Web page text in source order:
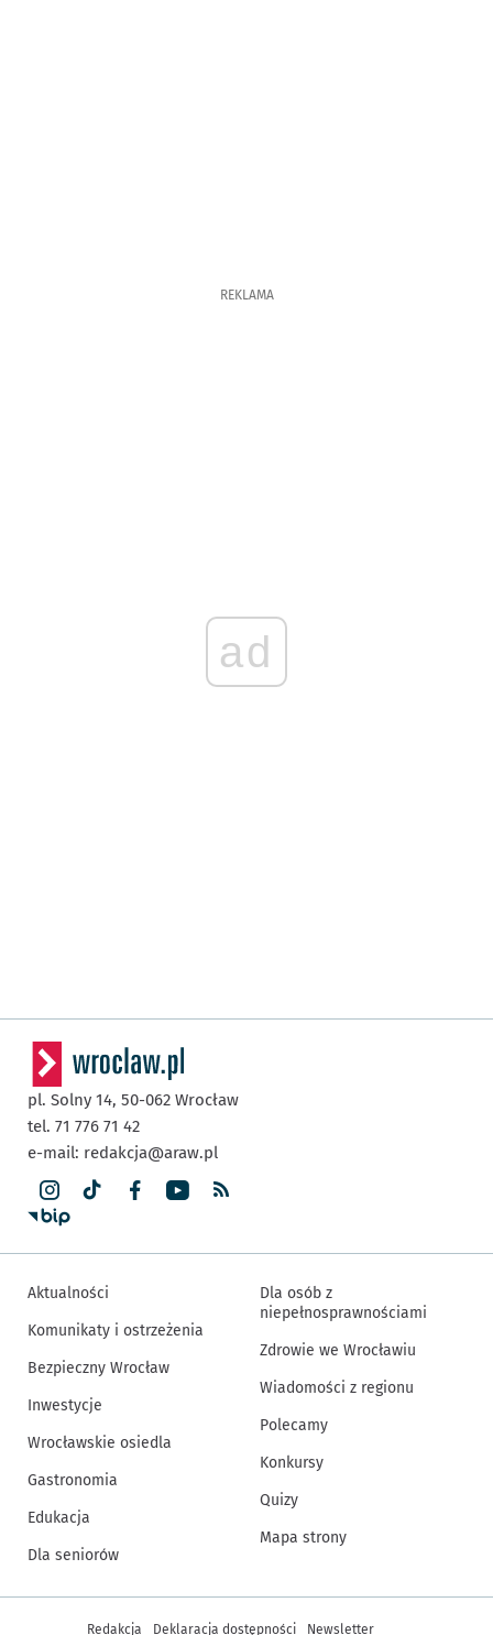
REKLAMA
ad
pl. Solny 14, 50-062 Wrocław
tel. 71 776 71 42
e-mail: redakcja@araw.pl
Aktualności
Komunikaty i ostrzeżenia
Bezpieczny Wrocław
Inwestycje
Wrocławskie osiedla
Gastronomia
Edukacja
Dla seniorów
Dla osób z
niepełnosprawnościami
Zdrowie we Wrocławiu
Wiadomości z regionu
Polecamy
Konkursy
Quizy
Mapa strony
Inne informacje
Redakcja Deklaracja dostępności Newsletter